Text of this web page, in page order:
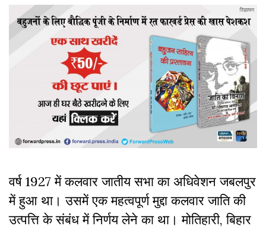
वर्ष 1927 में कलवार जातीय सभा का अधिवेशन जबलपुर
में हुआ था। उसमें एक महत्वपूर्ण मुद्दा कलवार जाति की
उत्पत्ति के संबंध में निर्णय लेने का था। मोतिहारी, बिहार